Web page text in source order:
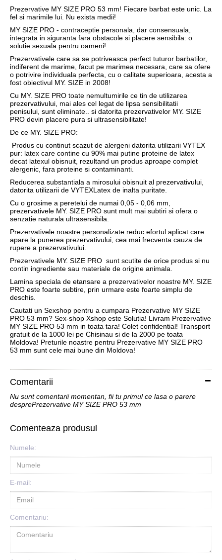
Prezervative MY SIZE PRO 53 mm! Fiecare barbat este unic. La
fel si marimile lui. Nu exista medii!
MY SIZE PRO - contraceptie personala, dar consensuala,
integrata in siguranta fara obstacole si placere sensibila: o
solutie sexuala pentru oameni!
Prezervativele care sa se potriveasca perfect tuturor barbatilor,
indiferent de marime, facut pe marimea necesara, care sa ofere
o potrivire individuala perfecta, cu o calitate superioara, acesta a
fost obiectivul MY. SIZE in 2008!
Cu MY. SIZE PRO toate nemultumirile ce tin de utilizarea
prezervativului, mai ales cel legat de lipsa sensibilitatii
penisului, sunt eliminate.. si datorita prezervativelor MY. SIZE
PRO devin placere pura si ultrasensibilitate!
De ce MY. SIZE PRO:
Produs cu continut scazut de alergeni datorita utilizarii VYTEX
pur: latex care contine cu 90% mai putine proteine de latex
decat latexul obisnuit, rezultand un produs aproape complet
alergenic, fara proteine si contaminanti.
Reducerea substantiala a mirosului obisnuit al prezervativului,
datorita utilizarii de VYTEXLatex de inalta puritate.
Cu o grosime a peretelui de numai 0,05 - 0,06 mm,
prezervativele MY. SIZE PRO sunt mult mai subtiri si ofera o
senzatie naturala ultrasensibila.
Prezervativele noastre personalizate reduc efortul aplicat care
apare la punerea prezervativului, cea mai frecventa cauza de
rupere a prezervativului.
Prezervativele MY. SIZE PRO sunt scutite de orice produs si nu
contin ingrediente sau materiale de origine animala.
Lamina speciala de etansare a prezervativelor noastre MY. SIZE
PRO este foarte subtire, prin urmare este foarte simplu de
deschis.
Cautati un Sexshop pentru a cumpara Prezervative MY SIZE
PRO 53 mm? Sex-shop Xshop este Solutia! Livram Prezervative
MY SIZE PRO 53 mm in toata tara! Colet confidential! Transport
gratuit de la 1000 lei pe Chisinau si de la 2000 pe toata
Moldova! Preturile noastre pentru Prezervative MY SIZE PRO
53 mm sunt cele mai bune din Moldova!
Comentarii
Nu sunt comentarii momentan, fii tu primul ce lasa o parere
desprePrezervative MY SIZE PRO 53 mm
Comenteaza produsul
Numele:
E-mail:
Comentariu: